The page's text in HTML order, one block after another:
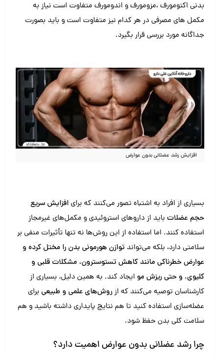
بدنی اکتومورف ،مزومورف و اندومورف متفاوت است نیاز به
مکمل های مصرفی در هر کدام نیز متفاوت است و باید بصورت
جداگانه مورد بررسی قرار بگیرد.
افزایش رشد عضلانی بدون عوارض
بسیاری از افراد به اشتباه تصور می‌کنند که برای افزایش سریع
حجم عضلات باید از داروهای استروئیدی و مکمل‌های غیرمجاز
استفاده کنند. اما استفاده از این روش‌ها نه تنها تأثیرات منفی بر
سلامتی دارد، بلکه می‌تواند توازن هورمونی بدن را مختل کرده و
عوارض خطرناکی مانند کاهش تستوسترون، مشکلات قلبی و
کلیوی، و حتی ریزش مو ایجاد کند. به همین دلیل، بسیاری از
کارشناسان توصیه می‌کنند که ازروش‌های علمی و طبیعی برای
عضله‌سازی استفاده کنید تا هم نتایج پایداری داشته باشید و هم
سلامت کلی بدن حفظ شود.
چرا رشد عضلانی بدون عوارض اهمیت دارد؟